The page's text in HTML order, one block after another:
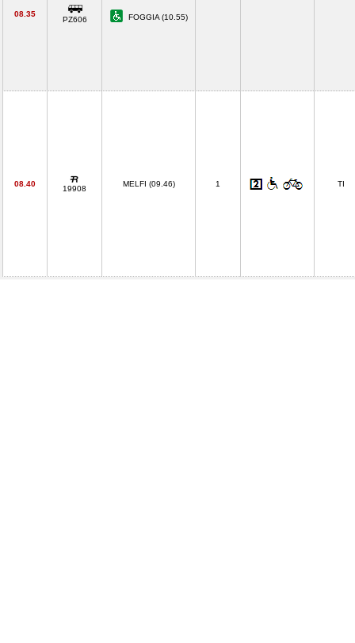
08.35
PZ606 FOGGIA (10.55)
08.40
19908
MELFI (09.46) 1 TI